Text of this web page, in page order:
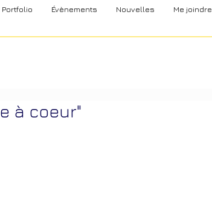
Portfolio Évènements Nouvelles Me joindre
à coeur"